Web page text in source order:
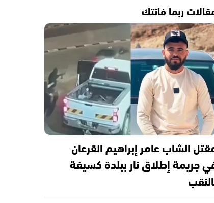
ربما فاتتك
الشاب عامر إبراهيم القرعان
جريمة إطلاق نار ببلدة كسيفة